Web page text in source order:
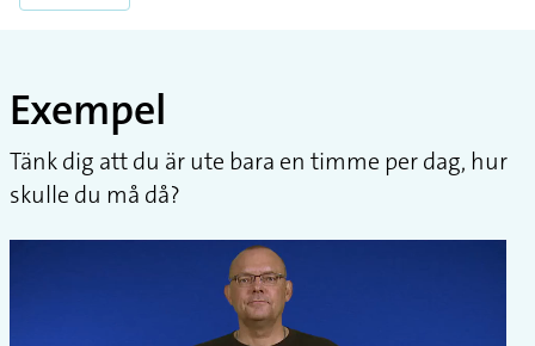
Exempel
Tänk dig att du är ute bara en timme per dag, hur
skulle du må då?